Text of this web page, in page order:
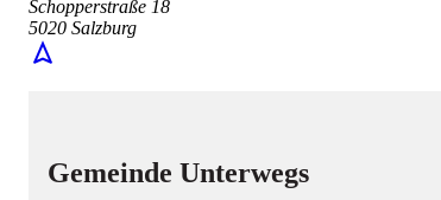
Schopperstraße 18
5020 Salzburg
navigation
Gemeinde Unterwegs